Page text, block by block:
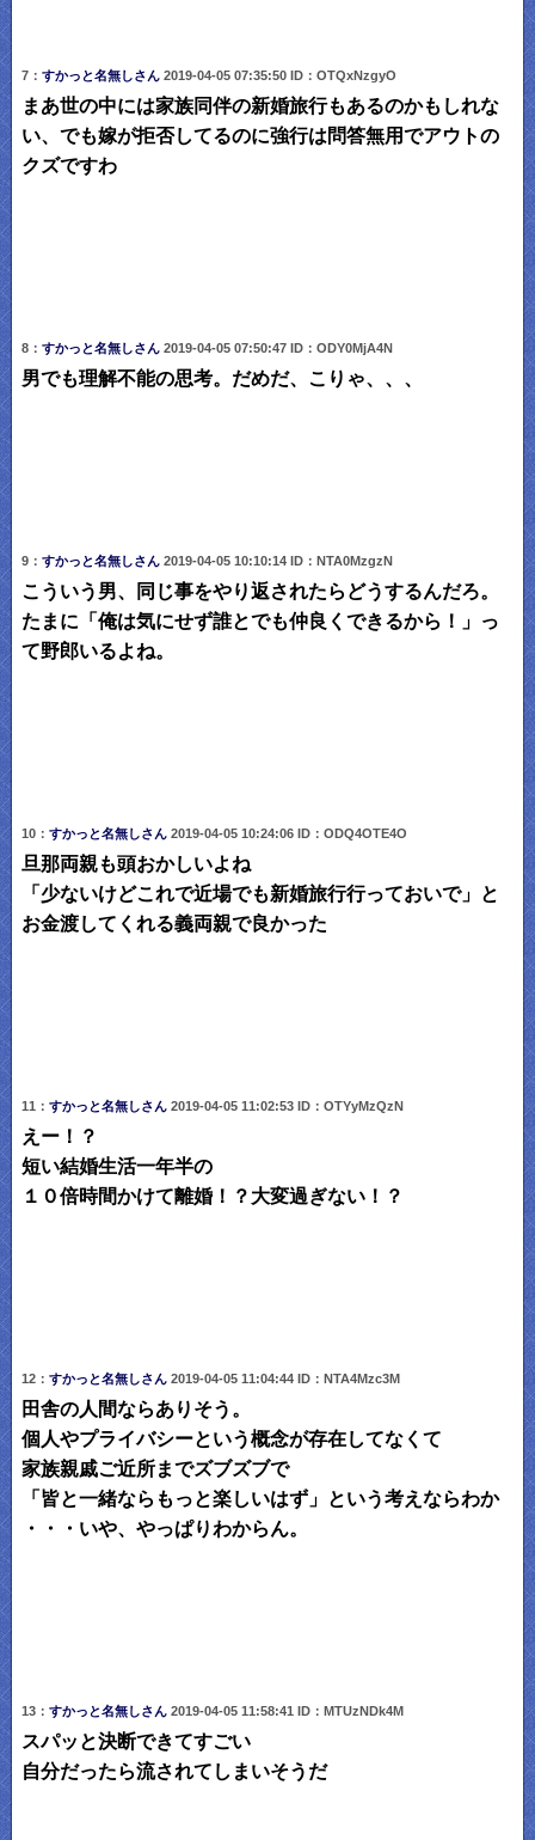
7： すかっと名無しさん 2019-04-05 07:35:50 ID：OTQxNzgyO
まあ世の中には家族同伴の新婚旅行もあるのかもしれな
い、でも嫁が拒否してるのに強行は問答無用でアウトの
クズですわ
8： すかっと名無しさん 2019-04-05 07:50:47 ID：ODY0MjA4N
男でも理解不能の思考。だめだ、こりゃ、、、
9： すかっと名無しさん 2019-04-05 10:10:14 ID：NTA0MzgzN
こういう男、同じ事をやり返されたらどうするんだろ。
たまに「俺は気にせず誰とでも仲良くできるから！」っ
て野郎いるよね。
10： すかっと名無しさん 2019-04-05 10:24:06 ID：ODQ4OTE4O
旦那両親も頭おかしいよね
「少ないけどこれで近場でも新婚旅行行っておいで」と
お金渡してくれる義両親で良かった
11： すかっと名無しさん 2019-04-05 11:02:53 ID：OTYyMzQzN
えー！？
短い結婚生活一年半の
１０倍時間かけて離婚！？大変過ぎない！？
12： すかっと名無しさん 2019-04-05 11:04:44 ID：NTA4Mzc3M
田舎の人間ならありそう。
個人やプライバシーという概念が存在してなくて
家族親戚ご近所までズブズブで
「皆と一緒ならもっと楽しいはず」という考えならわか
・・・いや、やっぱりわからん。
13： すかっと名無しさん 2019-04-05 11:58:41 ID：MTUzNDk4M
スパッと決断できてすごい
自分だったら流されてしまいそうだ